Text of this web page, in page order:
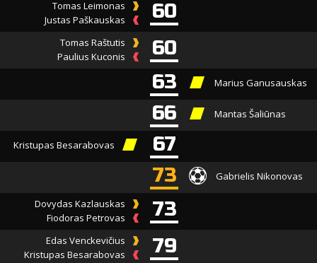
Tomas Leimonas
Justas Paškauskas
60
Tomas Raštutis
Paulius Kuconis
60
63
Marius Ganusauskas
66 Mantas Šaliūnas
Kristupas Besarabovas
67
73
Gabrielis Nikonovas
Dovydas Kazlauskas
Fiodoras Petrovas
73
Edas Venckevičius
Kristupas Besarabovas
79